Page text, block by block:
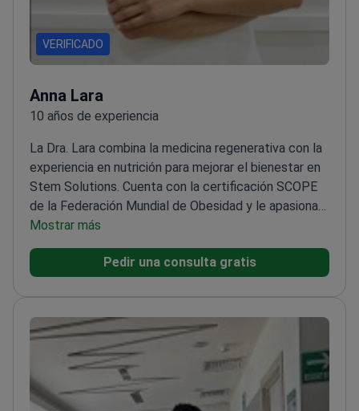
VERIFICADO
Anna Lara
10 años de experiencia
La Dra. Lara combina la medicina regenerativa con la
experiencia en nutrición para mejorar el bienestar en
Stem Solutions. Cuenta con la certificación SCOPE
de la Federación Mundial de Obesidad y le apasionan
los tratamientos basados en la evidencia.
de la Sociedad Internacional para la Aplicación de
Células MadreEspecializada en medicina de la
funciones sanitarias tanto clínicas como
administrativasCertificada en Nutrición Deportiva y
del Ejercicio
Mostrar más
Pedir una consulta gratis